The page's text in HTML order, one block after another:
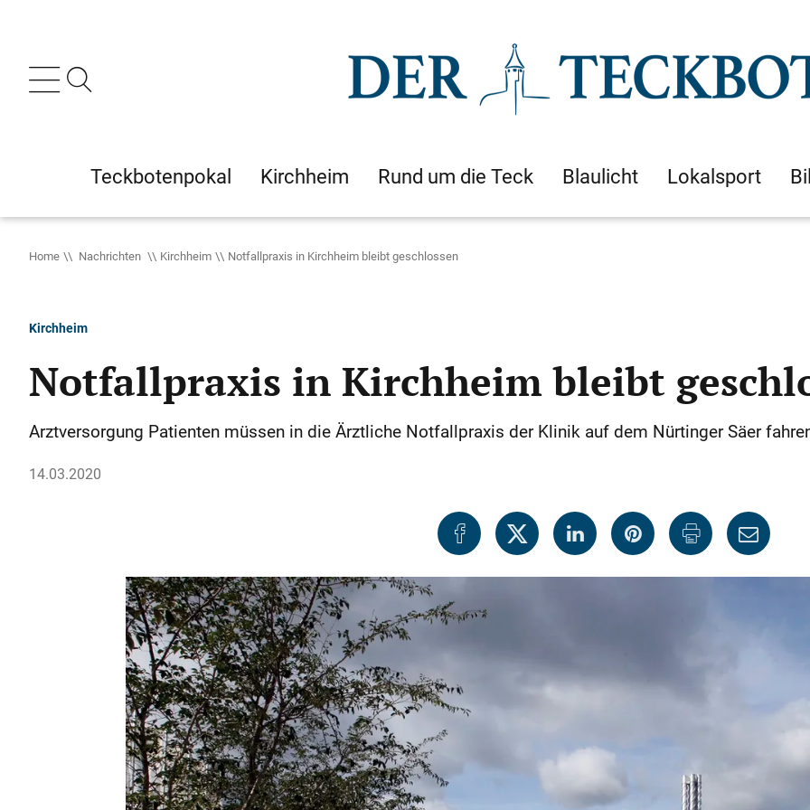
Teckbotenpokal Kirchheim Rund um die Teck Blaulicht Lokalsport
Home Nachrichten Kirchheim Notfallpraxis in Kirchheim bleibt geschlossen
Kirchheim
Notfallpraxis in Kirchheim bleibt
Arztversorgung Patienten müssen in die Ärztliche Notfallpraxis der Klinik auf dem Nürtinger Säer
14.03.2020